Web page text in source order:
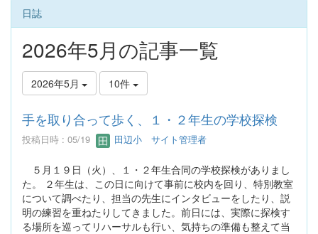
日誌
2026年5月の記事一覧
2026年5月 10件
手を取り合って歩く、１・２年生の学校探検
投稿日時 : 05/19 田辺小 サイト管理者
５月１９日（火）、１・２年生合同の学校探検がありまし
た。 ２年生は、この日に向けて事前に校内を回り、特別教室
について調べたり、担当の先生にインタビューをしたり、説
明の練習を重ねたりしてきました。前日には、実際に探検す
る場所を巡ってリハーサルも行い、気持ちの準備も整えて当